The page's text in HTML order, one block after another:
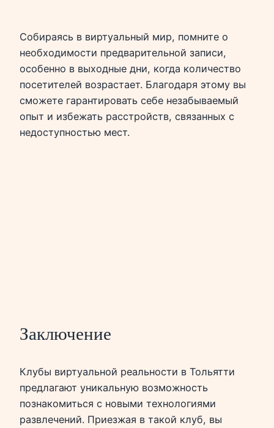
Собираясь в виртуальный мир, помните о
необходимости предварительной записи,
особенно в выходные дни, когда количество
посетителей возрастает. Благодаря этому вы
сможете гарантировать себе незабываемый
опыт и избежать расстройств, связанных с
недоступностью мест.
Заключение
Клубы виртуальной реальности в Тольятти
предлагают уникальную возможность
познакомиться с новыми технологиями
развлечений. Приезжая в такой клуб, вы